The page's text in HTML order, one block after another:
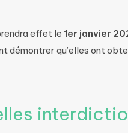
effet le 1er janvier
démontrer qu’elles ont